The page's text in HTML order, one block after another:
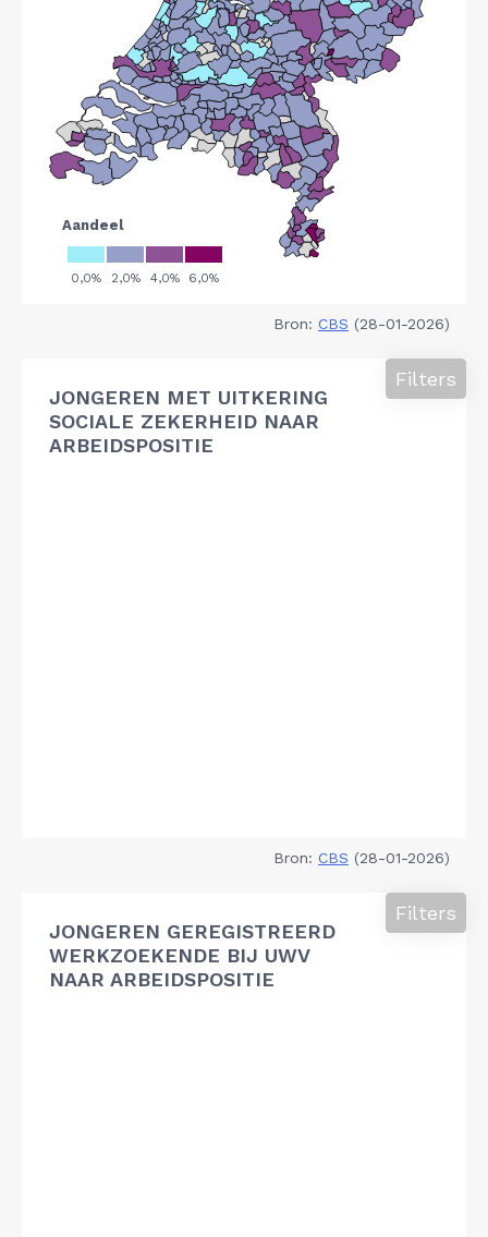
Bron: CBS (28-01-2026)
JONGEREN MET UITKERING
SOCIALE ZEKERHEID NAAR
ARBEIDSPOSITIE
Filters
Bron: CBS (28-01-2026)
JONGEREN GEREGISTREERD
WERKZOEKENDE BIJ UWV
NAAR ARBEIDSPOSITIE
Filters